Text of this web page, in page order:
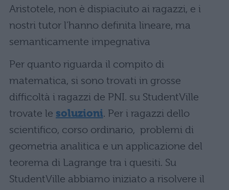
Aristotele, non è dispiaciuto ai ragazzi, e i
nostri tutor l'hanno definita lineare, ma
semanticamente impegnativa
Per quanto riguarda il compito di
matematica, si sono trovati in grosse
difficoltà i ragazzi de PNI. su StudentVille
trovate le soluzioni. Per i ragazzi dello
scientifico, corso ordinario, problemi di
geometria analitica e un applicazione del
teorema di Lagrange tra i quesiti. Su
StudentVille abbiamo iniziato a risolvere il